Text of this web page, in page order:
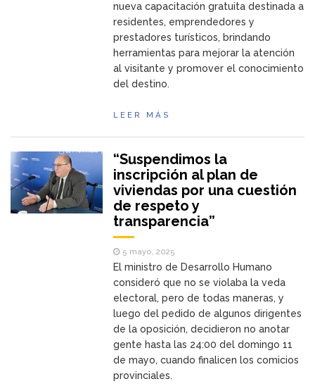
nueva capacitación gratuita destinada a
residentes, emprendedores y
prestadores turísticos, brindando
herramientas para mejorar la atención
al visitante y promover el conocimiento
del destino.
LEER MÁS
“Suspendimos la
inscripción al plan de
viviendas por una cuestión
de respeto y
transparencia”
5 mayo, 2025
El ministro de Desarrollo Humano
consideró que no se violaba la veda
electoral, pero de todas maneras, y
luego del pedido de algunos dirigentes
de la oposición, decidieron no anotar
gente hasta las 24:00 del domingo 11
de mayo, cuando finalicen los comicios
provinciales.